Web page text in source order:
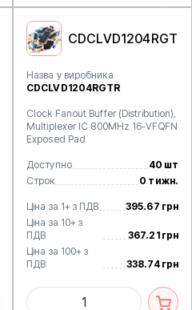
CDCLVD1204RGT
Назва у виробника
CDCLVD1204RGTR
Clock Fanout Buffer (Distribution),
Multiplexer IC 800MHz 16-VFQFN
Exposed Pad
Доступно
40 шт
Строк
0 тижн.
Ціна за 1+ з ПДВ
395.67 грн
Ціна за 10+ з
ПДВ
367.21 грн
Ціна за 100+ з
ПДВ
338.74 грн